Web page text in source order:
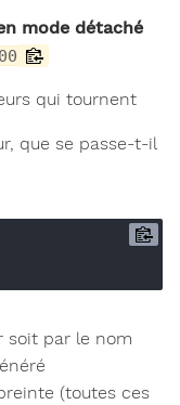
mode détaché
qui tournent
que se passe-t-il
soit par le nom
(toutes ces